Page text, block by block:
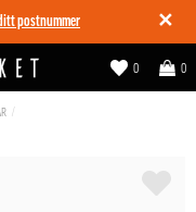
✕
postnummer
0
0